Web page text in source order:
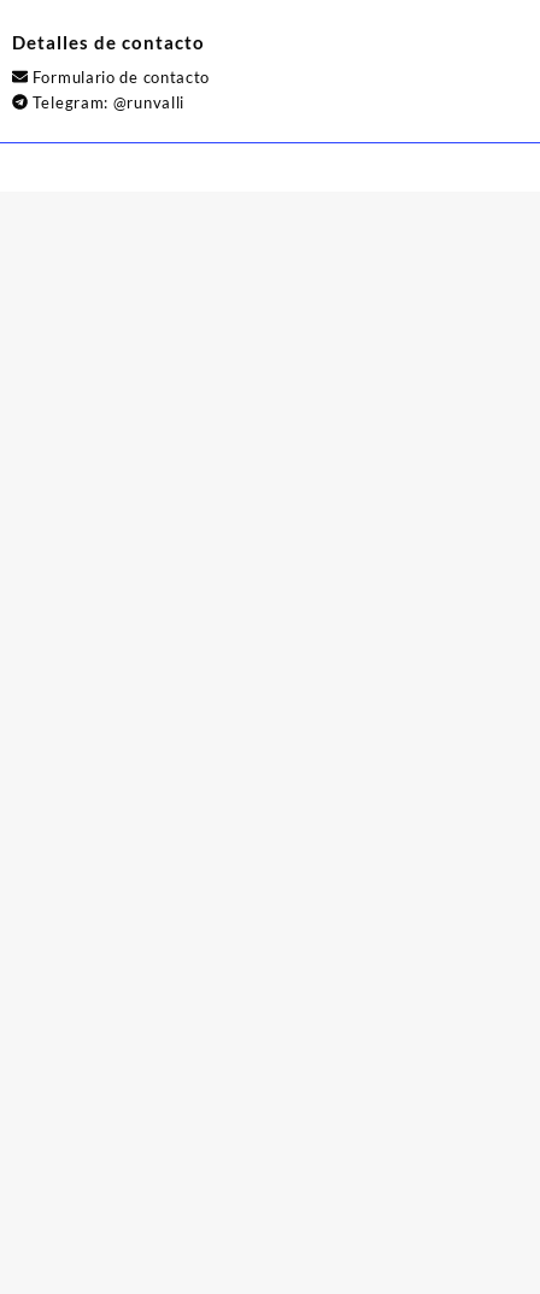
Detalles de contacto
Formulario de contacto
Telegram: @runvalli